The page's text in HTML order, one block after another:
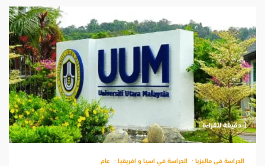
‫1 دقيقة للقراءة
الدراسة فى ماليزيا الدراسة في اسيا و افريقيا عام